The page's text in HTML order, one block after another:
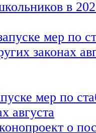
в
мер по
августа